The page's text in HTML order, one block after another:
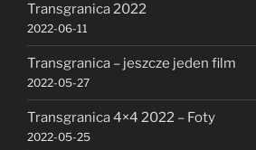
Transgranica 2022
2022-06-11
Transgranica – jeszcze jeden film
2022-05-27
Transgranica 4×4 2022 – Foty
2022-05-25